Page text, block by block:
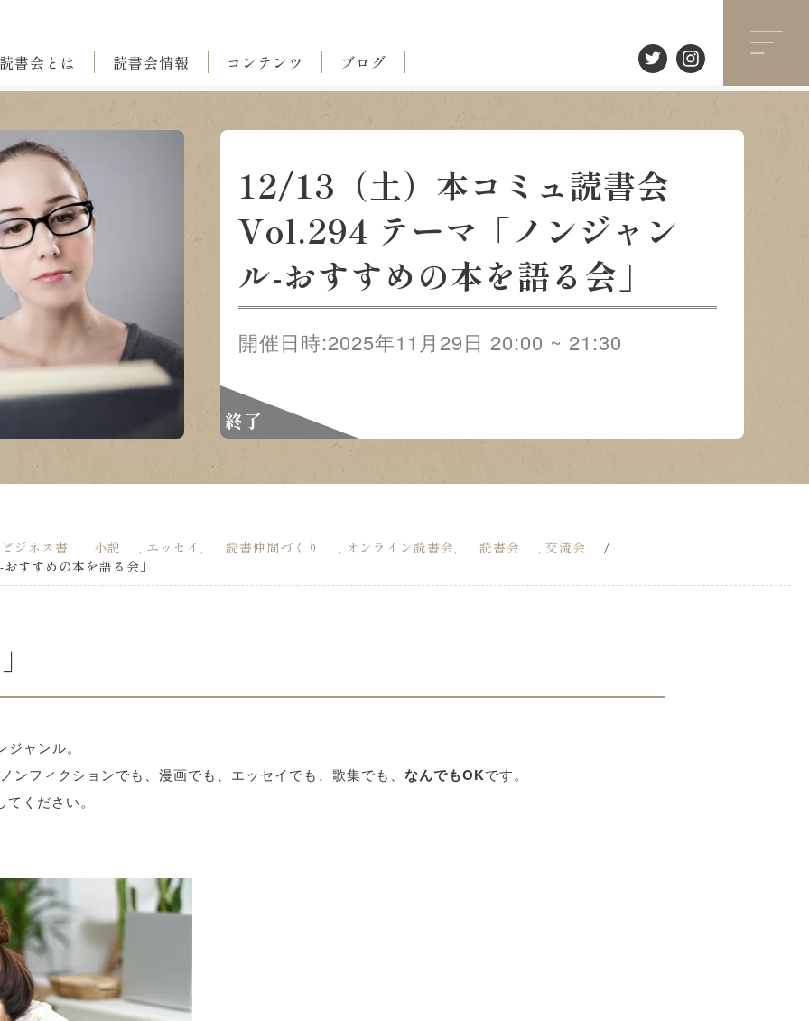
書会とは 読書会情報 コンテンツ ブログ
終了
12/13（土）本コミュ読書会
Vol.294 テーマ「ノンジャン
ル-おすすめの本を語る会」
開催日時:2025年11月29日 20:00 ~ 21:30
ビジネス書, 小説 , エッセイ , 読書仲間づくり , オンライン読書会, 読書会 , 交流会
/
すすめの本を語る会」
ャンル。
ンフィクションでも、漫画でも、エッセイでも、歌集でも、 なんでもOKです。
ください。